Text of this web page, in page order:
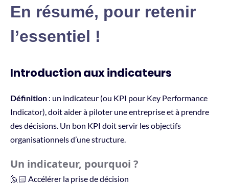
En résumé, pour retenir
l’essentiel !
Introduction aux indicateurs
Définition : un indicateur (ou KPI pour Key Performance
Indicator), doit aider à piloter une entreprise et à prendre
des décisions. Un bon KPI doit servir les objectifs
organisationnels d’une structure.
Un indicateur, pourquoi ?
🙋🏻 Accélérer la prise de décision